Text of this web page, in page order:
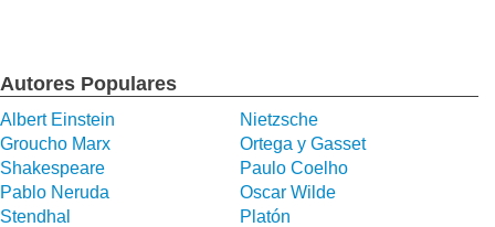
Autores Populares
Albert Einstein
Nietzsche
Groucho Marx
Ortega y Gasset
Shakespeare
Paulo Coelho
Pablo Neruda
Oscar Wilde
Stendhal
Platón